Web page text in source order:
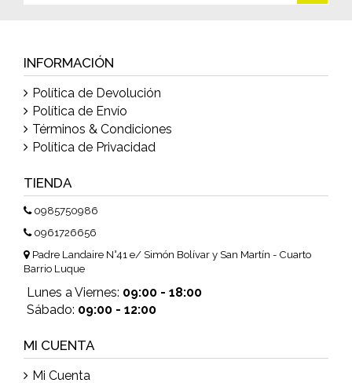
INFORMACIÓN
Política de Devolución
Política de Envío
Términos & Condiciones
Política de Privacidad
TIENDA
0985750986
0961726656
Padre Landaire N°41 e/ Simón Bolívar y San Martín - Cuarto
Barrio Luque
Lunes a Viernes: 09:00 - 18:00
Sábado: 09:00 - 12:00
MI CUENTA
Mi Cuenta